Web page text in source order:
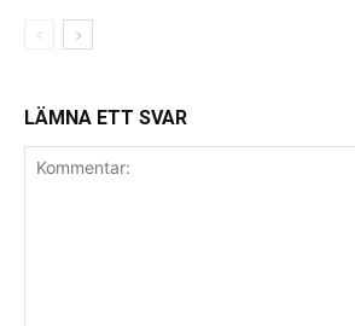
LÄMNA ETT SVAR